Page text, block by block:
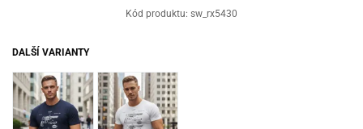
Kód produktu: sw_rx5430
DALŠÍ VARIANTY